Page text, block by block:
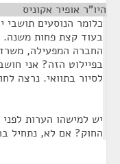
היו"ר אופיר אקוניס
כלומר הנוסעים תושבי
בעוד קצת פחות משנה.
החברה המפעילה,
בפיילוט הזה? אני
לסיור בתוואי. נרצה
יש למישהו הערות
החוק? אם לא, נתחיל